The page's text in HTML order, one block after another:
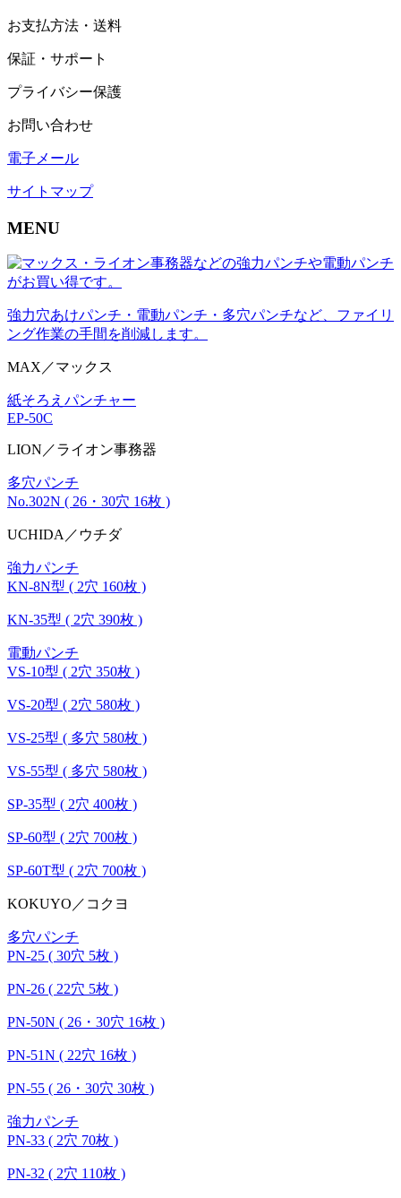
お支払方法・送料
保証・サポート
プライバシー保護
お問い合わせ
電子メール
サイトマップ
MENU
強力穴あけパンチ・電動パンチ・多穴パンチなど、ファイリ
ング作業の手間を削減します。
MAX／マックス
紙そろえパンチャー
EP-50C
LION／ライオン事務器
多穴パンチ
No.302N ( 26・30穴 16枚 )
UCHIDA／ウチダ
強力パンチ
KN-8N型 ( 2穴 160枚 )
KN-35型 ( 2穴 390枚 )
電動パンチ
VS-10型 ( 2穴 350枚 )
VS-20型 ( 2穴 580枚 )
VS-25型 ( 多穴 580枚 )
VS-55型 ( 多穴 580枚 )
SP-35型 ( 2穴 400枚 )
SP-60型 ( 2穴 700枚 )
SP-60T型 ( 2穴 700枚 )
KOKUYO／コクヨ
多穴パンチ
PN-25 ( 30穴 5枚 )
PN-26 ( 22穴 5枚 )
PN-50N ( 26・30穴 16枚 )
PN-51N ( 22穴 16枚 )
PN-55 ( 26・30穴 30枚 )
強力パンチ
PN-33 ( 2穴 70枚 )
PN-32 ( 2穴 110枚 )